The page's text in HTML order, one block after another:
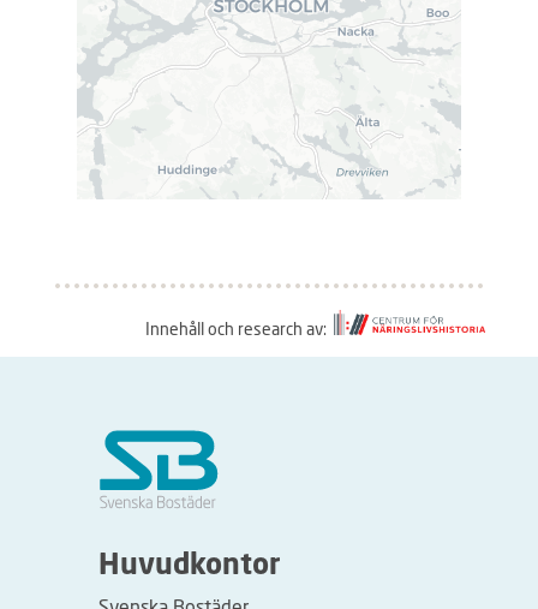
Innehåll och research av:
Huvudkontor